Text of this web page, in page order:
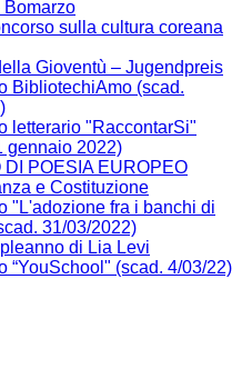
sulla cultura coreana
Gioventù – Jugendpreis
BibliotechiAmo (scad.
letterario "RaccontarSi"
gennaio 2022)
DI POESIA EUROPEO
e Costituzione
"L'adozione fra i banchi di
31/03/2022)
di Lia Levi
“YouSchool" (scad. 4/03/22)